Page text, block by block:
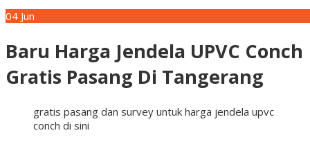
04 Jun
Baru Harga Jendela UPVC Conch
Gratis Pasang Di Tangerang
gratis pasang dan survey untuk harga jendela upvc
conch di sini